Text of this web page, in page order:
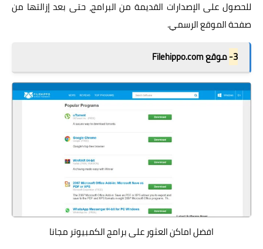
للحصول على الإصدارات القديمة من البرامج، حتى بعد إزالتها من
صفحة الموقع الرسمي.
3- موقع Filehippo.com
افضل اماكن العثور على برامج الكمبيوتر مجانا